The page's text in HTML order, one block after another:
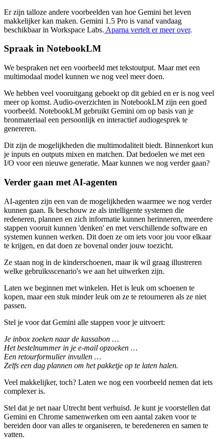
Er zijn talloze andere voorbeelden van hoe Gemini het leven
makkelijker kan maken. Gemini 1.5 Pro is vanaf vandaag
beschikbaar in Workspace Labs. Aparna vertelt er meer over.
Spraak in NotebookLM
We bespraken net een voorbeeld met tekstoutput. Maar met een
multimodaal model kunnen we nog veel meer doen.
We hebben veel vooruitgang geboekt op dit gebied en er is nog veel
meer op komst. Audio-overzichten in NotebookLM zijn een goed
voorbeeld. NotebookLM gebruikt Gemini om op basis van je
bronmateriaal een persoonlijk en interactief audiogesprek te
genereren.
Dit zijn de mogelijkheden die multimodaliteit biedt. Binnenkort kun
je inputs en outputs mixen en matchen. Dat bedoelen we met een
I/O voor een nieuwe generatie. Maar kunnen we nog verder gaan?
Verder gaan met AI-agenten
AI-agenten zijn een van de mogelijkheden waarmee we nog verder
kunnen gaan. Ik beschouw ze als intelligente systemen die
redeneren, plannen en zich informatie kunnen herinneren, meerdere
stappen vooruit kunnen 'denken' en met verschillende software en
systemen kunnen werken. Dit doen ze om iets voor jou voor elkaar
te krijgen, en dat doen ze bovenal onder jouw toezicht.
Ze staan nog in de kinderschoenen, maar ik wil graag illustreren
welke gebruiksscenario's we aan het uitwerken zijn.
Laten we beginnen met winkelen. Het is leuk om schoenen te
kopen, maar een stuk minder leuk om ze te retourneren als ze niet
passen.
Stel je voor dat Gemini alle stappen voor je uitvoert:
Je inbox zoeken naar de kassabon …
Het bestelnummer in je e-mail opzoeken …
Een retourformulier invullen …
Zelfs een dag plannen om het pakketje op te laten halen.
Veel makkelijker, toch? Laten we nog een voorbeeld nemen dat iets
complexer is.
Stel dat je net naar Utrecht bent verhuisd. Je kunt je voorstellen dat
Gemini en Chrome samenwerken om een aantal zaken voor te
bereiden door van alles te organiseren, te beredeneren en samen te
vatten.